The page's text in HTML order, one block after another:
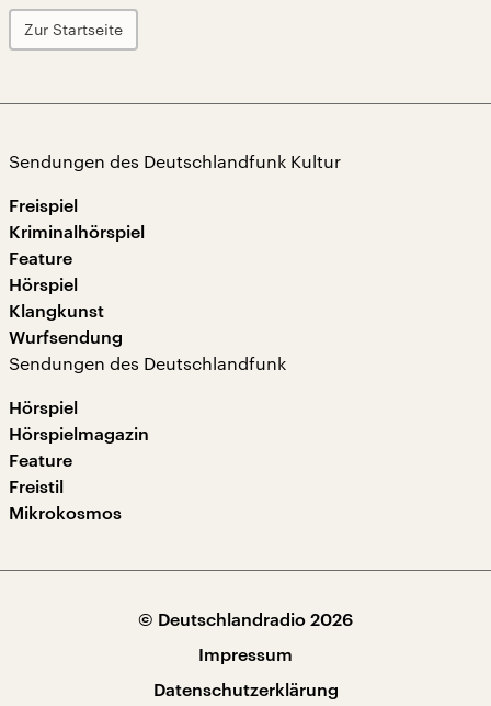
Zur Startseite
Sendungen des Deutschlandfunk Kultur
Freispiel
Kriminalhörspiel
Feature
Hörspiel
Klangkunst
Wurfsendung
Sendungen des Deutschlandfunk
Hörspiel
Hörspielmagazin
Feature
Freistil
Mikrokosmos
© Deutschlandradio 2026
Impressum
Datenschutzerklärung